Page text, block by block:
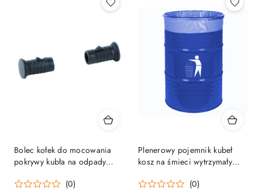
Bolec kołek do mocowania
pokrywy kubła na odpady
(0)
Plenerowy pojemnik kubeł
kosz na śmieci wytrzymały
niebieski
(0)